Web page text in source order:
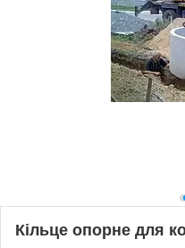
Кільце опорне для